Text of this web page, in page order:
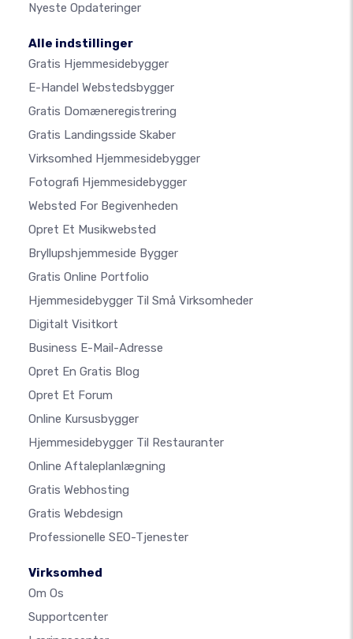
Nyeste Opdateringer
Alle indstillinger
Gratis Hjemmesidebygger
E-Handel Webstedsbygger
Gratis Domæneregistrering
Gratis Landingsside Skaber
Virksomhed Hjemmesidebygger
Fotografi Hjemmesidebygger
Websted For Begivenheden
Opret Et Musikwebsted
Bryllupshjemmeside Bygger
Gratis Online Portfolio
Hjemmesidebygger Til Små Virksomheder
Digitalt Visitkort
Business E-Mail-Adresse
Opret En Gratis Blog
Opret Et Forum
Online Kursusbygger
Hjemmesidebygger Til Restauranter
Online Aftaleplanlægning
Gratis Webhosting
Gratis Webdesign
Professionelle SEO-Tjenester
Virksomhed
Om Os
Supportcenter